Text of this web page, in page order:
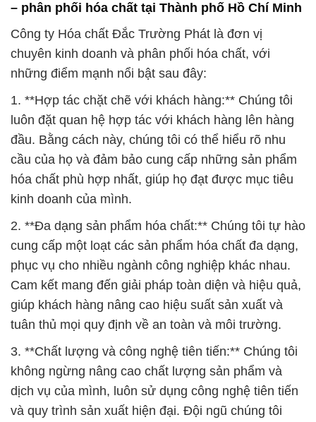
– phân phối hóa chất tại Thành phố Hồ Chí Minh
Công ty Hóa chất Đắc Trường Phát là đơn vị
chuyên kinh doanh và phân phối hóa chất, với
những điểm mạnh nổi bật sau đây:
1. **Hợp tác chặt chẽ với khách hàng:** Chúng tôi
luôn đặt quan hệ hợp tác với khách hàng lên hàng
đầu. Bằng cách này, chúng tôi có thể hiểu rõ nhu
cầu của họ và đảm bảo cung cấp những sản phẩm
hóa chất phù hợp nhất, giúp họ đạt được mục tiêu
kinh doanh của mình.
2. **Đa dạng sản phẩm hóa chất:** Chúng tôi tự hào
cung cấp một loạt các sản phẩm hóa chất đa dạng,
phục vụ cho nhiều ngành công nghiệp khác nhau.
Cam kết mang đến giải pháp toàn diện và hiệu quả,
giúp khách hàng nâng cao hiệu suất sản xuất và
tuân thủ mọi quy định về an toàn và môi trường.
3. **Chất lượng và công nghệ tiên tiến:** Chúng tôi
không ngừng nâng cao chất lượng sản phẩm và
dịch vụ của mình, luôn sử dụng công nghệ tiên tiến
và quy trình sản xuất hiện đại. Đội ngũ chúng tôi